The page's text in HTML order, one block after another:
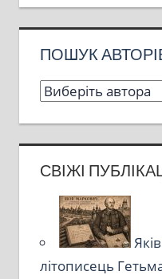
ПОШУК
СВІЖІ
літописець